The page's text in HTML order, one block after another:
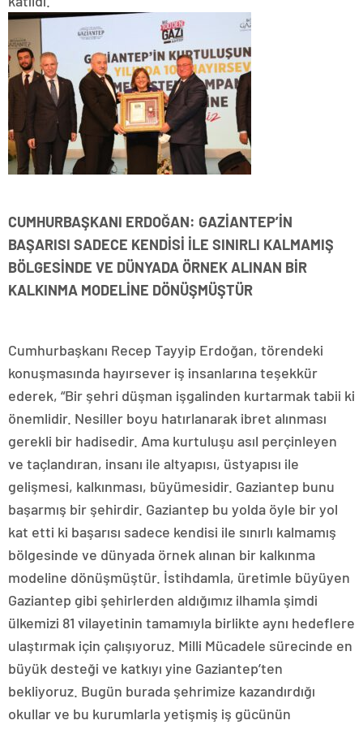
CUMHURBAŞKANI ERDOĞAN: GAZİANTEP’İN
BAŞARISI SADECE KENDİSİ İLE SINIRLI KALMAMIŞ
BÖLGESİNDE VE DÜNYADA ÖRNEK ALINAN BİR
KALKINMA MODELİNE DÖNÜŞMÜŞTÜR
Cumhurbaşkanı Recep Tayyip Erdoğan, törendeki
konuşmasında hayırsever iş insanlarına teşekkür
ederek, “Bir şehri düşman işgalinden kurtarmak tabii ki
önemlidir. Nesiller boyu hatırlanarak ibret alınması
gerekli bir hadisedir. Ama kurtuluşu asıl perçinleyen
ve taçlandıran, insanı ile altyapısı, üstyapısı ile
gelişmesi, kalkınması, büyümesidir. Gaziantep bunu
başarmış bir şehirdir. Gaziantep bu yolda öyle bir yol
kat etti ki başarısı sadece kendisi ile sınırlı kalmamış
bölgesinde ve dünyada örnek alınan bir kalkınma
modeline dönüşmüştür. İstihdamla, üretimle büyüyen
Gaziantep gibi şehirlerden aldığımız ilhamla şimdi
ülkemizi 81 vilayetinin tamamıyla birlikte aynı hedeflere
ulaştırmak için çalışıyoruz. Milli Mücadele sürecinde en
büyük desteği ve katkıyı yine Gaziantep’ten
bekliyoruz. Bugün burada şehrimize kazandırdığı
okullar ve bu kurumlarla yetişmiş iş gücünün